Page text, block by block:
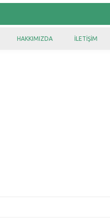
HAKKIMIZDA İLETIŞIM